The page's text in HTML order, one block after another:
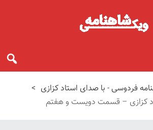
فردوسی - با صدای استاد کزازی >
کزازی – قسمت دویست و هفتم